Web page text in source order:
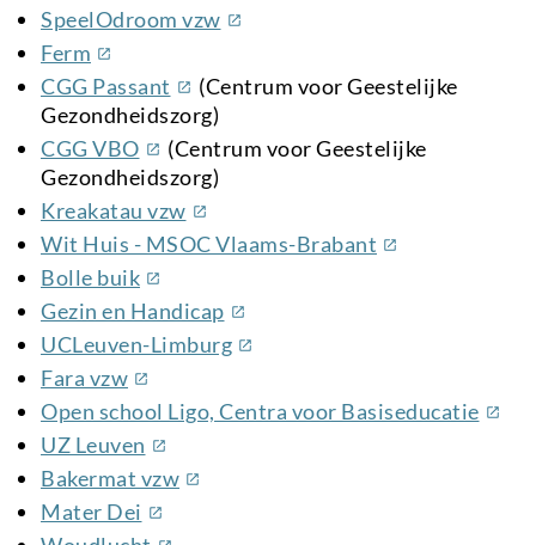
SpeelOdroom vzw(externe
Ferm (externe
link)
CGG Passant (externe
link)
(Centrum voor Geestelijke
Gezondheidszorg)
CGG VBO(externe
link)
(Centrum voor Geestelijke
Gezondheidszorg)
Kreakatau vzw(externe
link)
Wit Huis - MSOC Vlaams-Brabant (externe
Bolle buik(externe
link)
Gezin en Handicap(externe
link)
UCLeuven-Limburg(externe
Fara vzw(externe
link)
Open school Ligo, Centra voor Basiseducatie
UZ Leuven (externe
link)
Bakermat vzw(externe
Mater Dei (externe
link)